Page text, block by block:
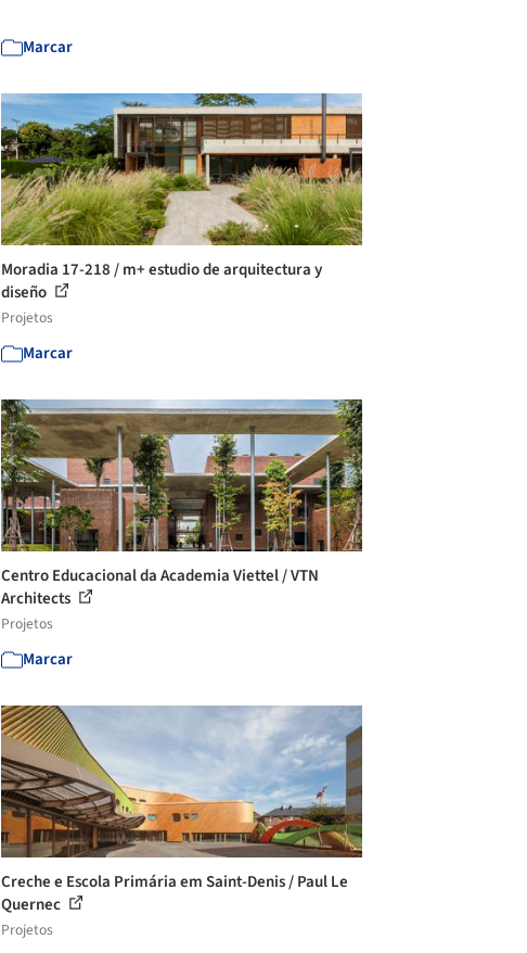
Marcar
Moradia 17-218 / m+ estudio de arquitectura y
diseño
Projetos
Marcar
Centro Educacional da Academia Viettel / VTN
Architects
Projetos
Marcar
Creche e Escola Primária em Saint-Denis / Paul Le
Quernec
Projetos